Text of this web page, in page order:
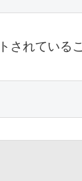
れている